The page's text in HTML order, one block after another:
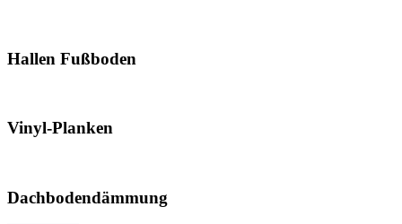
Hallen Fußboden
Vinyl-Planken
Dachbodendämmung